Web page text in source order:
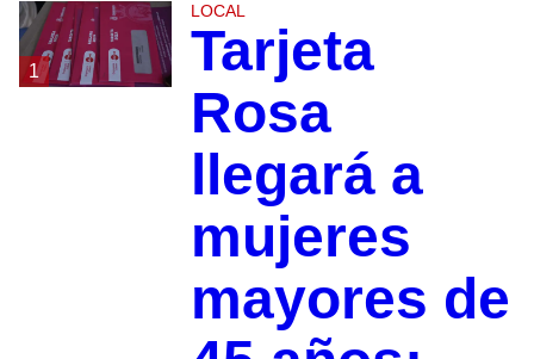
1
LOCAL
Tarjeta
Rosa
llegará a
mujeres
mayores de